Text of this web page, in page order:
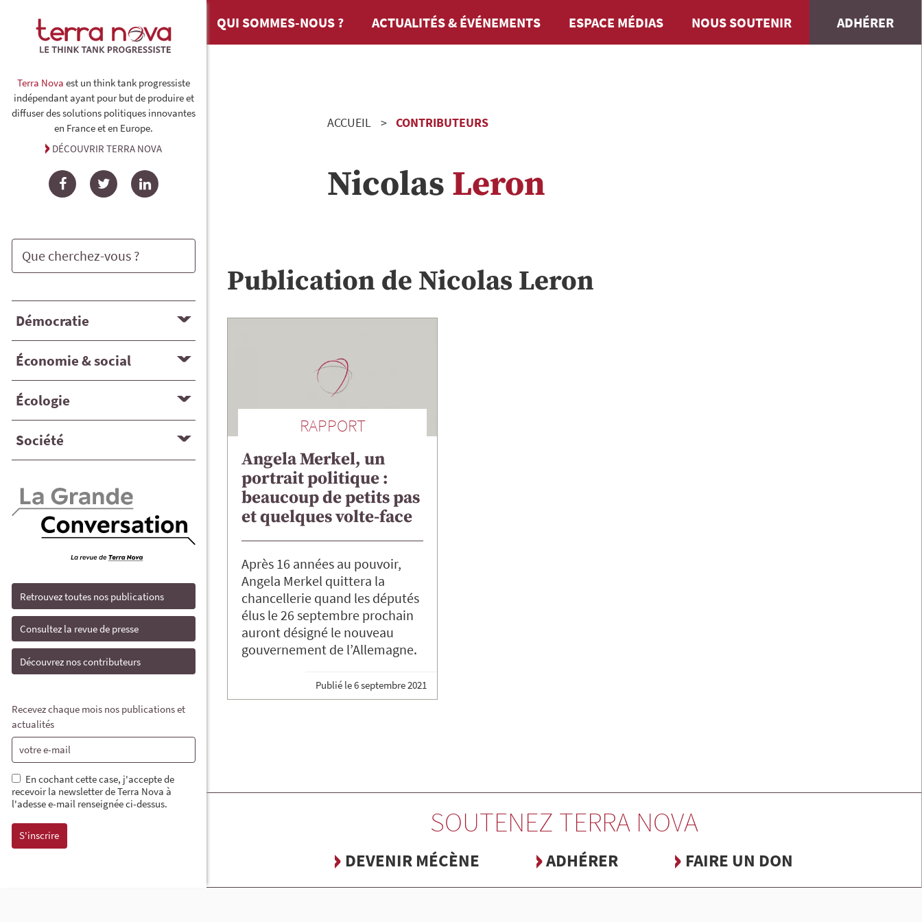
Terra Nova est un think tank progressiste
indépendant ayant pour but de produire et
diffuser des solutions politiques innovantes
en France et en Europe.
DÉCOUVRIR TERRA NOVA
FacebookTwitterLinkedIn
Démocratie
Économie & social
Écologie
Société
Retrouvez toutes nos publications
Consultez la revue de presse
Découvrez nos contributeurs
Recevez chaque mois nos publications et
actualités
En cochant cette case, j'accepte de
recevoir la newsletter de Terra Nova à
l'adesse e-mail renseignée ci-dessus.
QUI SOMMES-NOUS ? ACTUALITÉS & ÉVÉNEMENTS ESPACE MÉDIAS NOUS SOUTENIR ADHÉRER
ACCUEIL CONTRIBUTEURS
Nicolas Leron
Publication de Nicolas Leron
RAPPORT
Angela Merkel, un
portrait politique :
beaucoup de petits pas
et quelques volte-face
Après 16 années au pouvoir,
Angela Merkel quittera la
chancellerie quand les députés
élus le 26 septembre prochain
auront désigné le nouveau
gouvernement de l’Allemagne.
Publié le6 septembre 2021
SOUTENEZ TERRA NOVA
DEVENIR MÉCÈNE ADHÉRER FAIRE UN DON